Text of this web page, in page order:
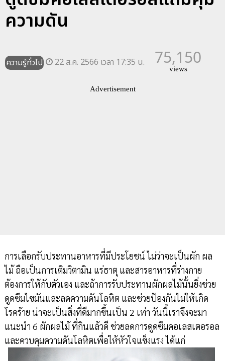
ความดัน
ความรู้ทั่วไป 22 ส.ค. 2566 เวลา 17:35 น. 75,150
views
Advertisement
การเลือกรับประทานอาหารที่มีประโยชน์ ไม่ว่าจะเป็นผัก ผล
ไม้ ถือเป็นการเติมวิตามิน แร่ธาตุ และสารอาหารที่ร่างกาย
ต้องการให้กับตัวเอง และถ้าการรับประทานผักผลไม้นั้นยิ่งช่วย
ดูดซึมไขมันและลดความดันโลหิต และช่วยป้องกันไม่ให้เกิด
โรคร้าย น่าจะเป็นสิ่งที่ดีมากขึ้นเป็น 2 เท่า วันนี้เราจึงจะมา
แนะนำ 6 ผักผลไม้ ที่กินแล้วดี ช่วยลดการดูดซึมคอเลสเตอรอล
และควบคุมความดันโลหิตเพื่อให้หัวใจแข็งแรง ได้แก่